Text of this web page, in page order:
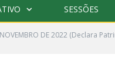
SESSÕES
NOVEMBRO DE 2022 (Declara